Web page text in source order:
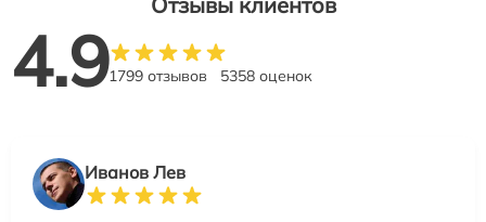
4.91799 отзывов 5358 оценок
Иванов Лев